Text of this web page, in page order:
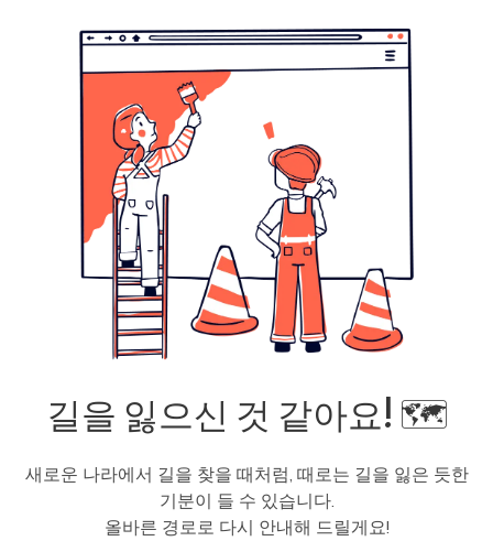
길을 잃으신 것 같아요! 🗺️
새로운 나라에서 길을 찾을 때처럼, 때로는 길을 잃은 듯한
기분이 들 수 있습니다.
올바른 경로로 다시 안내해 드릴게요!